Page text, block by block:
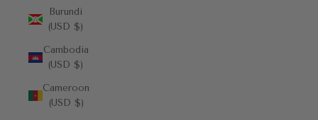
Burundi
(USD $)
Cambodia
(USD $)
Cameroon
(USD $)